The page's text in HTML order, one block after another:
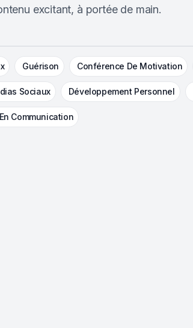
excitant, à portée de main.
Guérison Conférence De Motivation
Sociaux Développement Personnel
Communication